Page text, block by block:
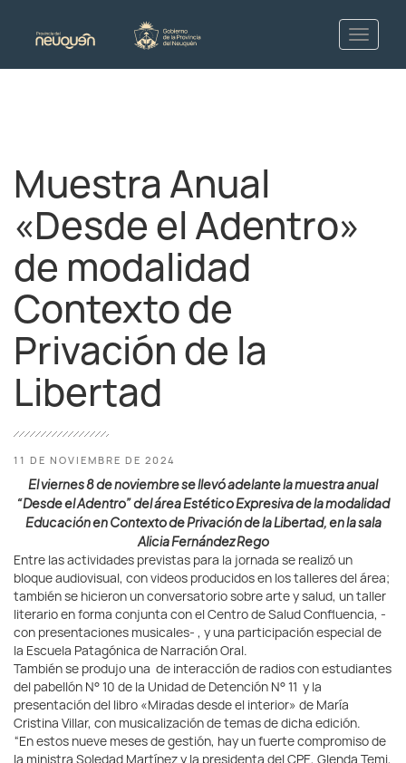
Muestra Anual
«Desde el Adentro»
de modalidad
Contexto de
Privación de la
Libertad
11 DE NOVIEMBRE DE 2024
El viernes 8 de noviembre se llevó adelante la muestra anual
“Desde el Adentro” del área Estético Expresiva de la modalidad
Educación en Contexto de Privación de la Libertad, en la sala
Alicia Fernández Rego
Entre las actividades previstas para la jornada se realizó un
bloque audiovisual, con videos producidos en los talleres del área;
también se hicieron un conversatorio sobre arte y salud, un taller
literario en forma conjunta con el Centro de Salud Confluencia, -
con presentaciones musicales- , y una participación especial de
la Escuela Patagónica de Narración Oral.
También se produjo una de interacción de radios con estudiantes
del pabellón N° 10 de la Unidad de Detención N° 11 y la
presentación del libro «Miradas desde el interior» de María
Cristina Villar, con musicalización de temas de dicha edición.
“En estos nueve meses de gestión, hay un fuerte compromiso de
la ministra Soledad Martínez y la presidenta del CPE, Glenda Temi,